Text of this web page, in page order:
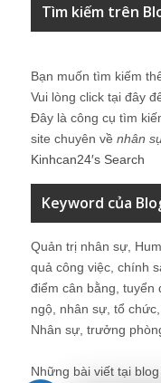
Tìm kiếm trên
Bạn muốn tìm kiếm
Vui lòng click tại đây
Đây là công cụ tìm
site chuyên về nhân
Kinhcan24′s Search
Keyword của
Quản trị nhân sự,
quả công việc, chính
điểm cân bằng,
ngộ, nhân sự, tổ
Nhân sự, trưởng
Những bài viết tại